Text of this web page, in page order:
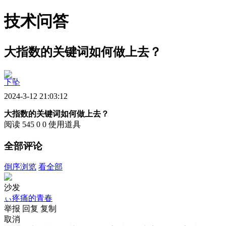
技术问答
大指数的关键词如何做上去？
下坠
2024-3-12 21:03:12
大指数的关键词如何做上去？
阅读 545 0 0 使用道具
全部评论
倒序浏览 看全部
沙发
ぃ疼痛的青春
举报 回复 复制
取消